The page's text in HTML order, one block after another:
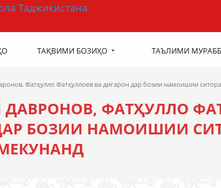
ТАҚВИМИ БОЗИҲО ТАЪЛИМИ
Фатҳулло Фатҳуллоев ва дигарон дар бозии намоишии
ФАТҲУЛЛО
БОЗИИ НАМОИШИИ